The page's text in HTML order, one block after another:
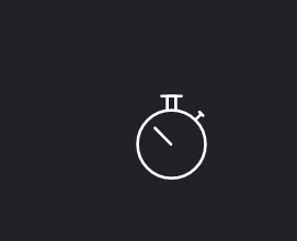
ne peut plus s'en passer.